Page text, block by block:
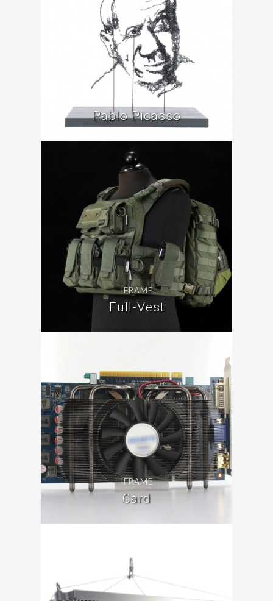
IFRAME
Pablo Picasso
IFRAME
Full-Vest
IFRAME
Card